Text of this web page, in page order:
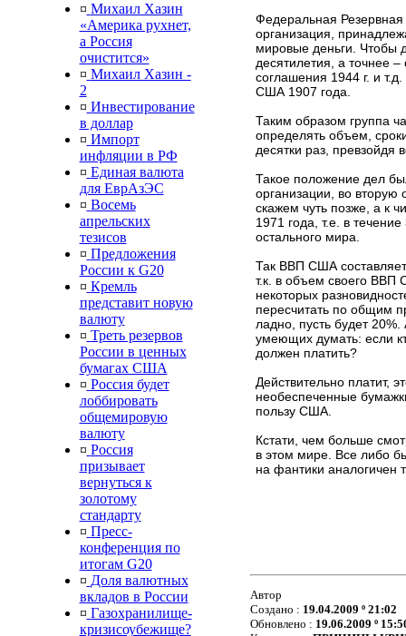
¤ Михаил Хазин
«Америка рухнет,
а Россия
очистится»
¤ Михаил Хазин -
2
¤ Инвестирование
в доллар
¤ Импорт
инфляции в РФ
¤ Единая валюта
для ЕврАзЭС
¤ Восемь
апрельских
тезисов
¤ Предложения
России к G20
¤ Кремль
представит новую
валюту
¤ Треть резервов
России в ценных
бумагах США
¤ Россия будет
лоббировать
общемировую
валюту
¤ Россия
призывает
вернуться к
золотому
стандарту
¤ Пресс-
конференция по
итогам G20
¤ Доля валютных
вкладов в России
¤ Газохранилище-
кризисоубежище?
Федеральная
организация,
мировые деньги. Чтобы
десятилетия, а точнее
соглашения 1944 г. и
США 1907 года.
Таким образом группа
определять объем,
десятки раз,
Такое положение дел
организации, во
скажем чуть позже, а к
1971 года, т.е. в
остального мира.
Так ВВП США
т.к. в объем своего ВВП
некоторых
пересчитать по общим
ладно, пусть будет
умеющих думать: если
должен платить?
Действительно платит,
необеспеченные
пользу США.
Кстати, чем больше
в этом мире. Все либо
на фантики аналогичен
Автор
Создано : 19.04.2009 º 21:02
Обновлено : 19.06.2009 º